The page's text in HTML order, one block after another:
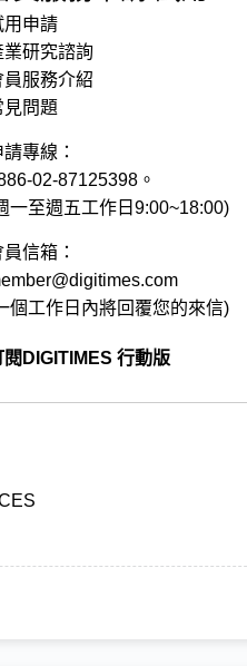
用申請
業研究諮詢
員服務介紹
見問題
請專線：
02-87125398。
一至週五工作日9:00~18:00)
員信箱：
個工作日內將回覆您的來信)
閱DIGITIMES 行動版